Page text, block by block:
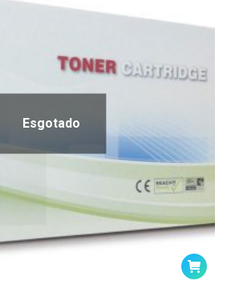
Esgotado